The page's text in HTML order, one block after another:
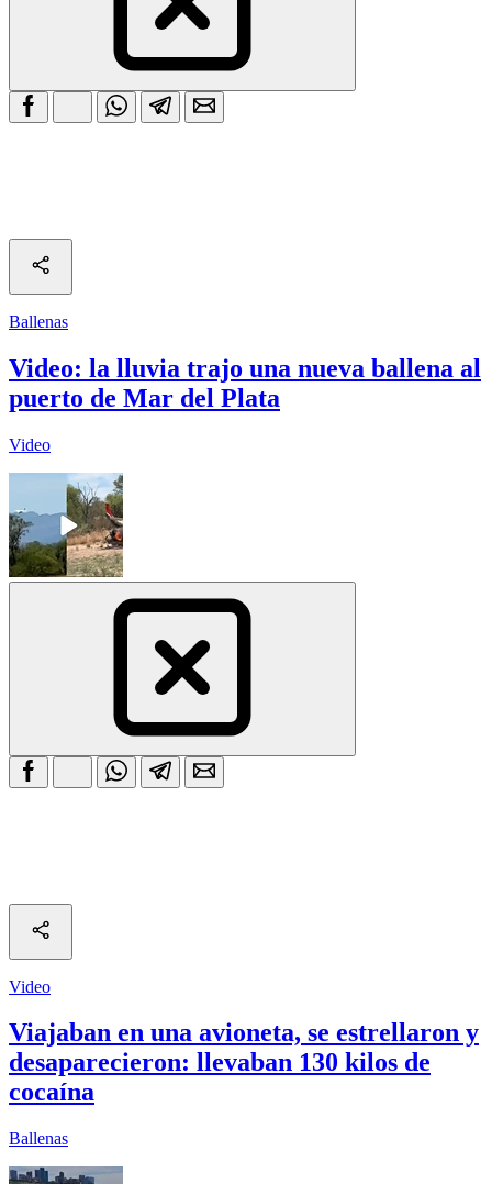
Ballenas
Video: la lluvia trajo una nueva ballena al
puerto de Mar del Plata
Video
Video
Viajaban en una avioneta, se estrellaron y
desaparecieron: llevaban 130 kilos de
cocaína
Ballenas